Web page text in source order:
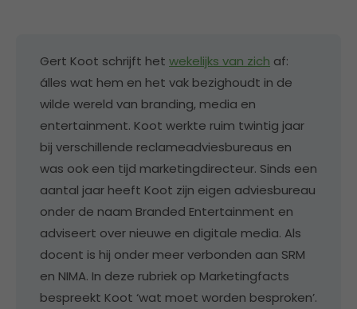
Gert Koot schrijft het wekelijks van zich af:
álles wat hem en het vak bezighoudt in de
wilde wereld van branding, media en
entertainment. Koot werkte ruim twintig jaar
bij verschillende reclameadviesbureaus en
was ook een tijd marketingdirecteur. Sinds een
aantal jaar heeft Koot zijn eigen adviesbureau
onder de naam Branded Entertainment en
adviseert over nieuwe en digitale media. Als
docent is hij onder meer verbonden aan SRM
en NIMA. In deze rubriek op Marketingfacts
bespreekt Koot ‘wat moet worden besproken’.